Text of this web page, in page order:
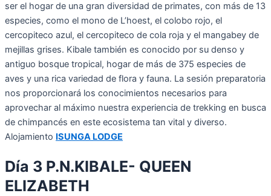
ser el hogar de una gran diversidad de primates, con más de 13
especies, como el mono de L’hoest, el colobo rojo, el
cercopiteco azul, el cercopiteco de cola roja y el mangabey de
mejillas grises. Kibale también es conocido por su denso y
antiguo bosque tropical, hogar de más de 375 especies de
aves y una rica variedad de flora y fauna. La sesión preparatoria
nos proporcionará los conocimientos necesarios para
aprovechar al máximo nuestra experiencia de trekking en busca
de chimpancés en este ecosistema tan vital y diverso.
Alojamiento ISUNGA LODGE
Día 3 P.N.KIBALE- QUEEN
ELIZABETH